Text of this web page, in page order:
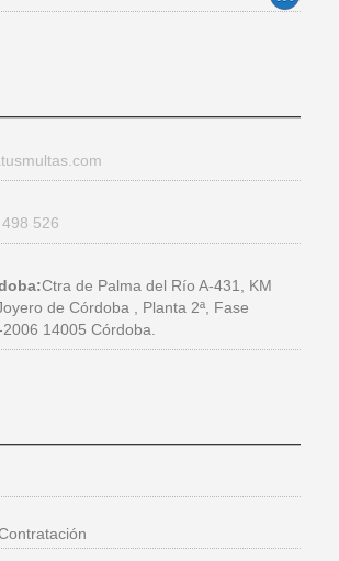
526
Ctra de Palma del Río A-431, KM
de Córdoba , Planta 2ª, Fase
14005 Córdoba.